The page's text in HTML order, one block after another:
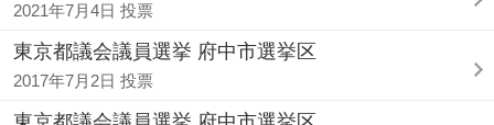
2021年7月4日 投票
東京都議会議員選挙 府中市選挙区
2017年7月2日 投票